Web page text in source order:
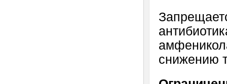
снижению